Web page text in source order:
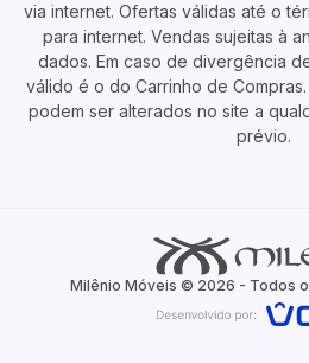
via internet. Ofertas válidas até o
para internet. Vendas sujeitas à
dados. Em caso de divergência
válido é o do Carrinho de
podem ser alterados no site a
prévio.
Milênio Móveis © 2026 - Todos